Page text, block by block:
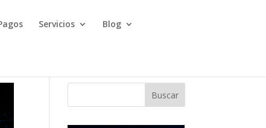
Servicios Blog
Buscar